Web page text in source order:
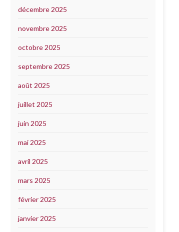
décembre 2025
novembre 2025
octobre 2025
septembre 2025
août 2025
juillet 2025
juin 2025
mai 2025
avril 2025
mars 2025
février 2025
janvier 2025